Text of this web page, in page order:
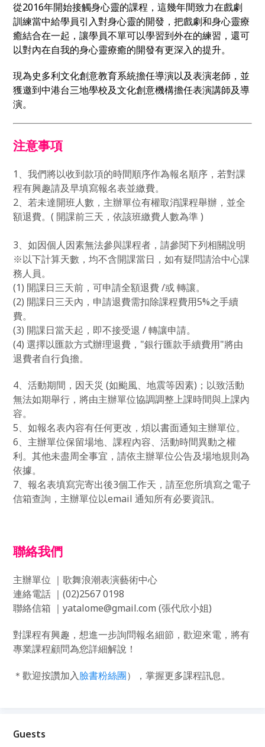
從2016年開始接觸身心靈的課程，這幾年間致力在戲劇
訓練當中給學員引入對身心靈的開發，把戲劇和身心靈療
癒結合在一起，讓學員不單可以學習到外在的練習，還可
以對內在自我的身心靈療癒的開發有更深入的提升。
現為史多利文化創意教育系統擔任導演以及表演老師，並
獲邀到中港台三地學校及文化創意機構擔任表演講師及導
演。
注意事項
1、我們將以收到款項的時間順序作為報名順序，若對課
程有興趣請及早填寫報名表並繳費。
2、若未達開班人數，主辦單位有權取消課程舉辦，並全
額退費。( 開課前三天，依該班繳費人數為準)
3、如因個人因素無法參與課程者，請參閱下列相關說明
※以下計算天數，均不含開課當日，如有疑問請洽中心課
務人員。
(1) 開課日三天前，可申請全額退費/或轉讓。
(2) 開課日三天內，申請退費需扣除課程費用5%之手續
費。
(3) 開課日當天起，即不接受退 /轉讓申請。
(4)選擇以匯款方式辦理退費， "銀行匯款手續費用"將由
退費者自行負擔。
4、活動期間，因天災 (如颱風、地震等因素) ；以致活動
無法如期舉行，將由主辦單位協調調整上課時間與上課內
容。
5、如報名表內容有任何更改，煩以書面通知主辦單位。
6、主辦單位保留場地、課程內容、活動時間異動之權
利。其他未盡周全事宜，請依主辦單位公告及場地規則為
依據。
7、報名表填寫完寄出後3個工作天，請至您所填寫之電子
信箱查詢，主辦單位以email通知所有必要資訊。
聯絡我們
主辦單位 ｜歌舞浪潮表演藝術中心
連絡電話 ｜(02)2567 0198
聯絡信箱 ｜yatalome@gmail.com (張代欣小姐)
對課程有興趣，想進一步詢問報名細節，歡迎來電，將有
專業課程顧問為您詳細解說！
＊歡迎按讚加入臉書粉絲團），掌握更多課程訊息。
Guests